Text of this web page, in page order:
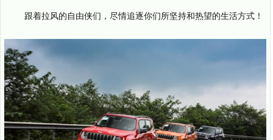
跟着拉风的自由侠们，尽情追逐你们所坚持和热望的生活方式！